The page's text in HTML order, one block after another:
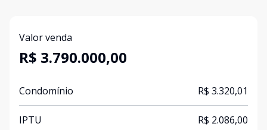
Valor venda
R$ 3.790.000,00
Condomínio R$ 3.320,01
IPTU R$ 2.086,00